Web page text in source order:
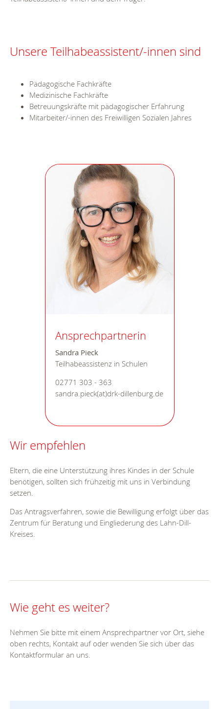
Unsere Teilhabeassistent/-innen sind
Pädagogische Fachkräfte
Medizinische Fachkräfte
Betreuungskräfte mit pädagogischer Erfahrung
Mitarbeiter/-innen des Freiwilligen Sozialen Jahres
Ansprechpartnerin
Sandra Pieck
Teilhabeassistenz in Schulen
02771 303 - 363
sandra.pieck(at)drk-dillenburg.de
Wir empfehlen
Eltern, die eine Unterstützung ihres Kindes in der Schule
benötigen, sollten sich frühzeitig mit uns in Verbindung
setzen.
Das Antragsverfahren, sowie die Bewilligung erfolgt über das
Zentrum für Beratung und Eingliederung des Lahn-Dill-
Kreises.
Wie geht es weiter?
Nehmen Sie bitte mit einem Ansprechpartner vor Ort, siehe
oben rechts, Kontakt auf oder wenden Sie sich über das
Kontaktformular an uns.